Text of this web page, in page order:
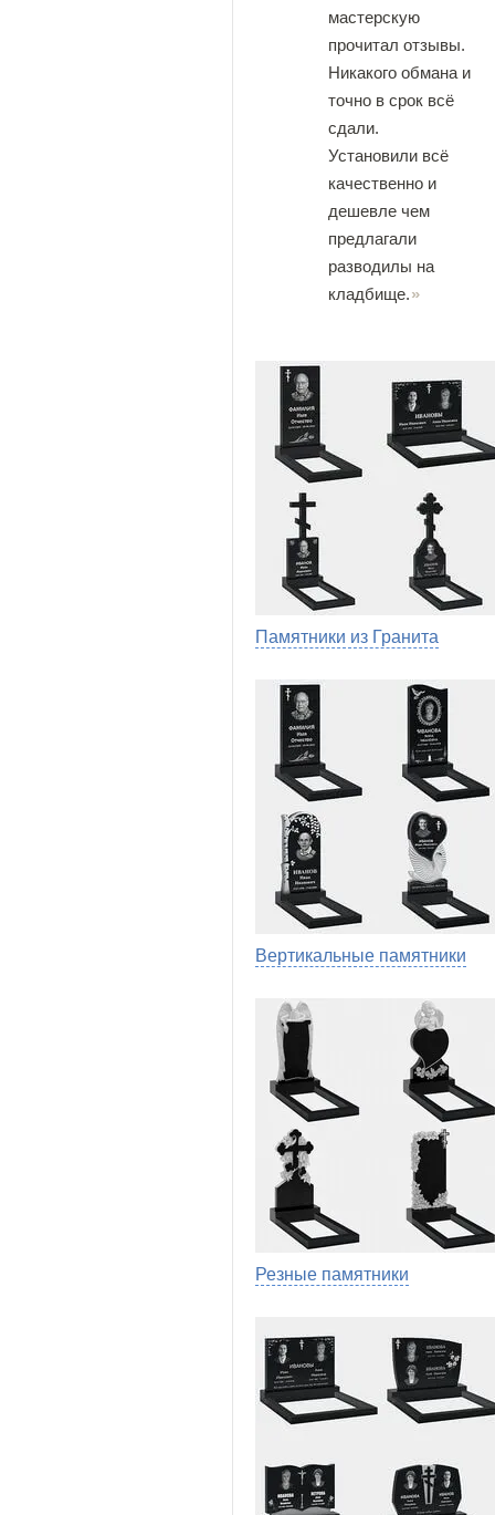
мастерскую
прочитал отзывы.
Никакого обмана и
точно в срок всё
сдали.
Установили всё
качественно и
дешевле чем
предлагали
разводилы на
кладбище.
Памятники из Гранита
Вертикальные памятники
Резные памятники